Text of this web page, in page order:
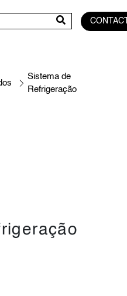
Sistema de
Refrigeração